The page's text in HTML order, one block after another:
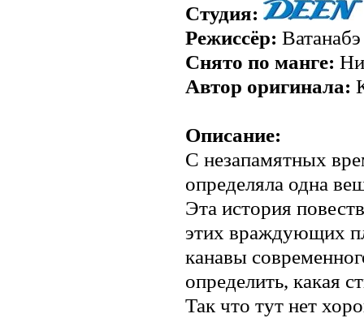
Студия:
Режиссёр:
Снято по манге:
Автор оригинала:
Описание:
С незапамятных
определяла одна
Эта история
этих враждующих
канавы
определить, какая
Так что тут нет